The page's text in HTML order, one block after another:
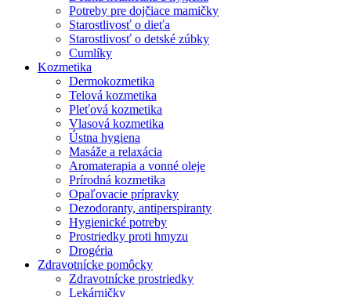
Potreby pre dojčiace mamičky
Starostlivosť o dieťa
Starostlivosť o detské zúbky
Cumlíky
Kozmetika
Dermokozmetika
Telová kozmetika
Pleťová kozmetika
Vlasová kozmetika
Ústna hygiena
Masáže a relaxácia
Aromaterapia a vonné oleje
Prírodná kozmetika
Opaľovacie prípravky
Dezodoranty, antiperspiranty
Hygienické potreby
Prostriedky proti hmyzu
Drogéria
Zdravotnícke pomôcky
Zdravotnícke prostriedky
Lekárničky